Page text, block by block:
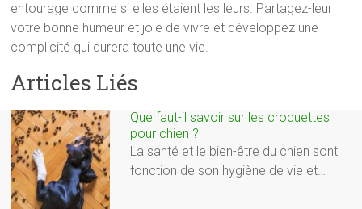
entourage comme si elles étaient les leurs. Partagez-leur
votre bonne humeur et joie de vivre et développez une
complicité qui durera toute une vie.
Articles Liés
Que faut-il savoir sur les croquettes
pour chien ?
La santé et le bien-être du chien sont
fonction de son hygiène de vie et…